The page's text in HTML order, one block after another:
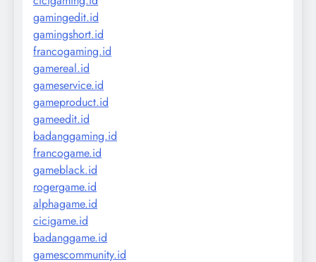
gamingedit.id
gamingshort.id
francogaming.id
gamereal.id
gameservice.id
gameproduct.id
gameedit.id
badanggaming.id
francogame.id
gameblack.id
rogergame.id
alphagame.id
cicigame.id
badanggame.id
gamescommunity.id